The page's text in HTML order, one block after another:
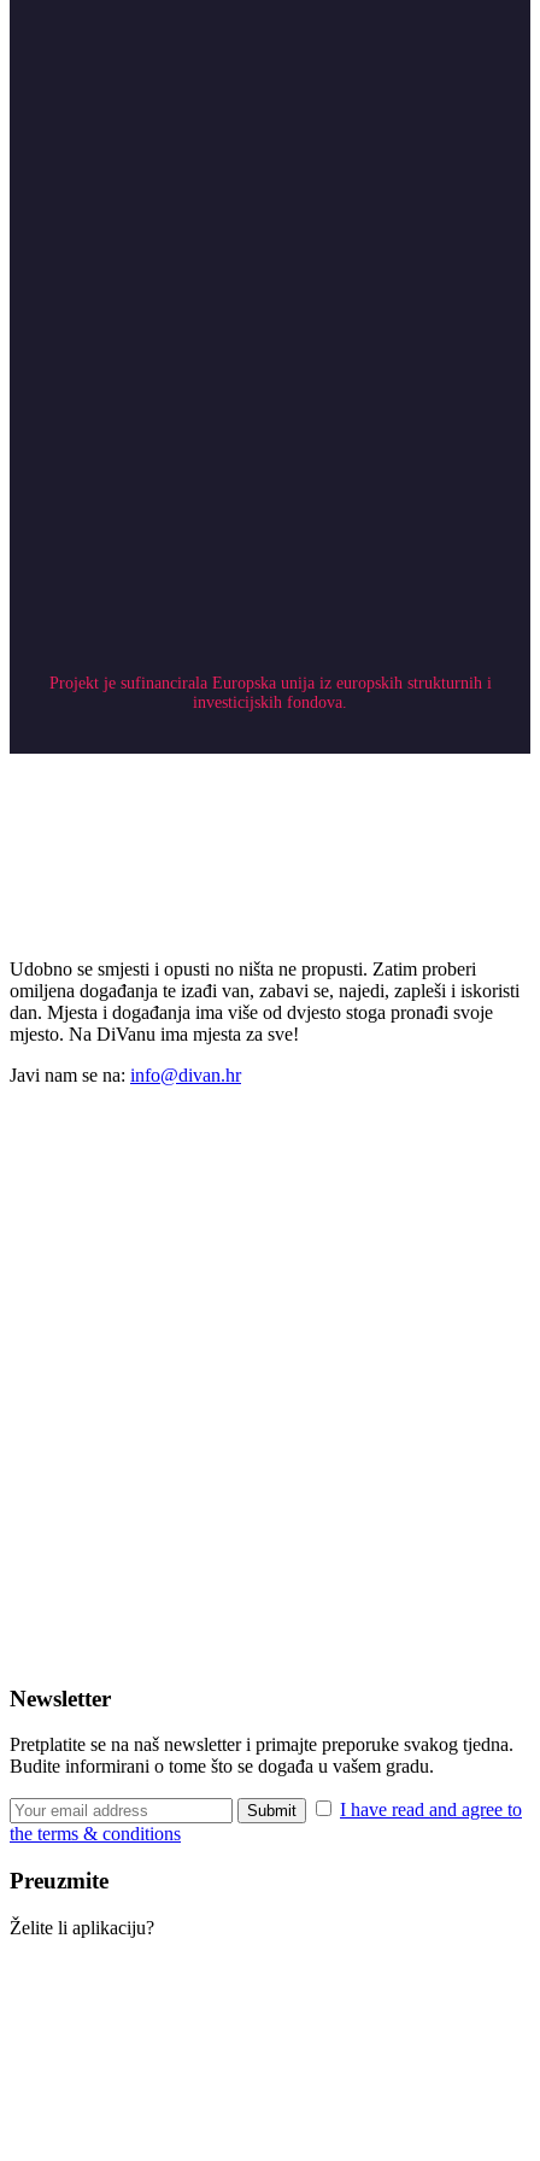
Projekt je sufinancirala Europska unija iz europskih strukturnih i
investicijskih fondova.
Udobno se smjesti i opusti no ništa ne propusti. Zatim proberi
omiljena događanja te izađi van, zabavi se, najedi, zapleši i iskoristi
dan. Mjesta i događanja ima više od dvjesto stoga pronađi svoje
mjesto. Na DiVanu ima mjesta za sve!
Javi nam se na: info@divan.hr
Newsletter
Pretplatite se na naš newsletter i primajte preporuke svakog tjedna.
Budite informirani o tome što se događa u vašem gradu.
I have read and agree to
the terms & conditions
Preuzmite
Želite li aplikaciju?